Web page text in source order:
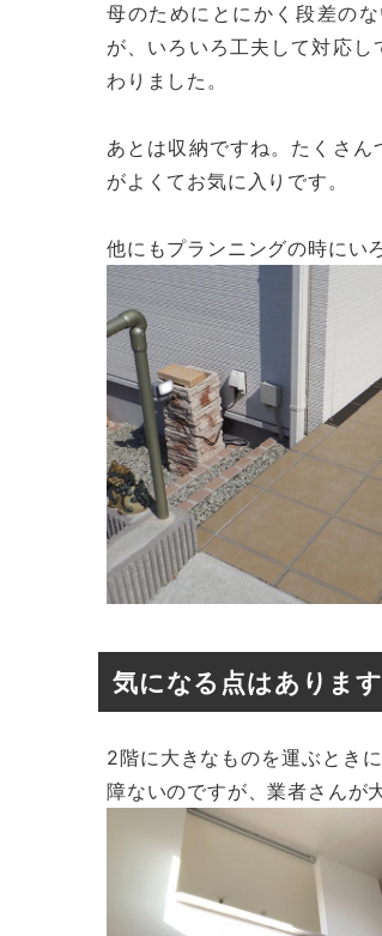
母のためにとにかく段差の
が、いろいろ工夫して対応
わりました。
あとは収納ですね。たくさ
がよくてお気に入りです。
他にもプランニングの時にい
気になる点はありま
2階に大きなものを運ぶとき
障ないのですが、業者さんが